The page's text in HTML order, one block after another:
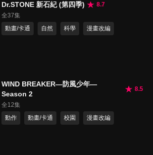
Dr.STONE 新石紀 (第四季)
8.7
全37集
動畫/卡通
自然 科學 漫畫改編
WIND BREAKER—防風少年—
Season 2
8.5
全12集
動作
動畫/卡通 校園 漫畫改編